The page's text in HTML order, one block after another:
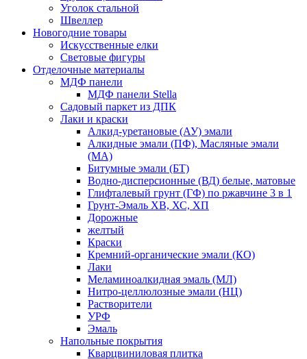
Уголок стальной
Швеллер
Новогодние товары
Искусственные елки
Световые фигуры
Отделочные материалы
МДФ панели
МДФ панели Stella
Садовый паркет из ДПК
Лаки и краски
Алкид-уретановые (АУ) эмали
Алкидные эмали (ПФ), Масляные эмали
(МА)
Битумные эмали (БТ)
Водно-дисперсионные (ВД) белые, матовые
Глифталевый грунт (ГФ) по ржавчине 3 в 1
Грунт-Эмаль ХВ, ХС, ХП
Дорожные
желтый
Краски
Кремний-органические эмали (КО)
Лаки
Меламиноалкидная эмаль (МЛ)
Нитро-целлюлозные эмали (НЦ)
Растворители
УРФ
Эмаль
Напольные покрытия
Кварцвиниловая плитка